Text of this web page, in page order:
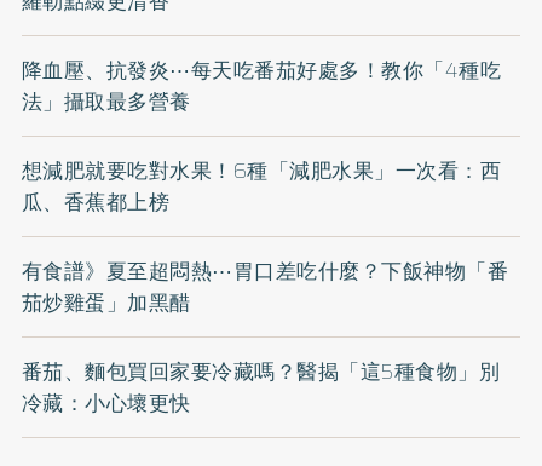
降血壓、抗發炎⋯每天吃番茄好處多！教你「4種吃
法」攝取最多營養
想減肥就要吃對水果！6種「減肥水果」一次看：西
瓜、香蕉都上榜
有食譜》夏至超悶熱⋯胃口差吃什麼？下飯神物「番
茄炒雞蛋」加黑醋
番茄、麵包買回家要冷藏嗎？醫揭「這5種食物」別
冷藏：小心壞更快